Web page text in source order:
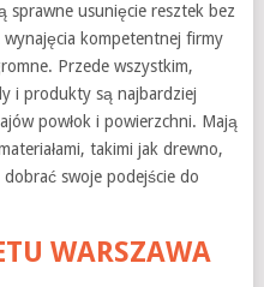
sprawne usunięcie resztek bez
kompetentnej firmy
Przede wszystkim,
i produkty są najbardziej
powłok i powierzchni. Mają
takimi jak drewno,
swoje podejście do
WARSZAWA